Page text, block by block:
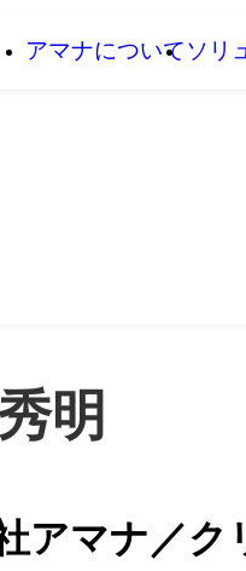
アマナについてソリ
明
アマナ／ク